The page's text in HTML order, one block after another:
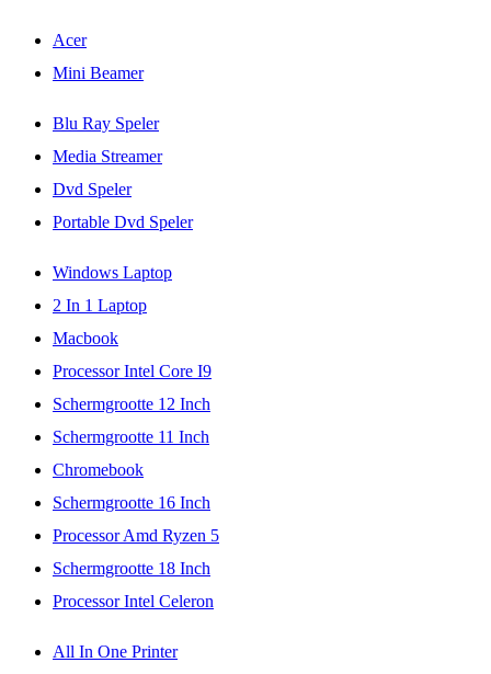
Acer
Mini Beamer
Blu Ray Speler
Media Streamer
Dvd Speler
Portable Dvd Speler
Windows Laptop
2 In 1 Laptop
Macbook
Processor Intel Core I9
Schermgrootte 12 Inch
Schermgrootte 11 Inch
Chromebook
Schermgrootte 16 Inch
Processor Amd Ryzen 5
Schermgrootte 18 Inch
Processor Intel Celeron
All In One Printer